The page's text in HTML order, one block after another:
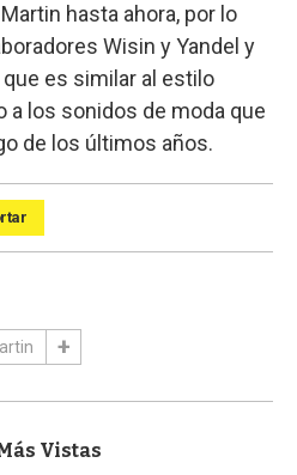
hasta ahora, por lo
Wisin y Yandel y
es similar al estilo
a los sonidos de moda que
de los últimos años.
Vistas